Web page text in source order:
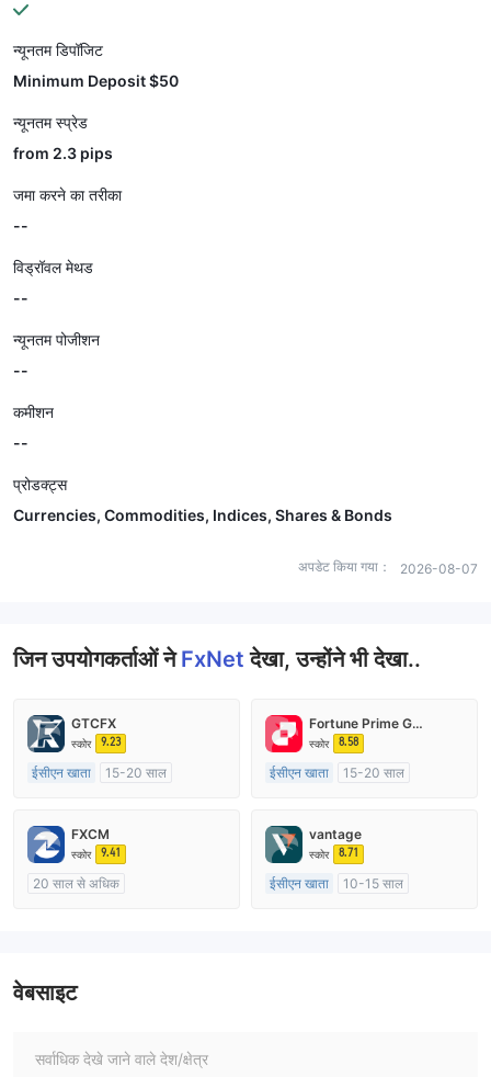
न्यूनतम डिपॉजिट
Minimum Deposit $50
न्यूनतम स्प्रेड
from 2.3 pips
जमा करने का तरीका
--
विड्रॉवल मेथड
--
न्यूनतम पोजीशन
--
कमीशन
--
प्रोडक्ट्स
Currencies, Commodities, Indices, Shares & Bonds
अपडेट किया गया： 2026-08-07
जिन उपयोगकर्ताओं नेFxNetदेखा, उन्होंने भी देखा..
GTCFX
स्कोर 9.23
ईसीएन खाता
15-20 साल
मार्केट मेकिंग (एमएम)
मुख्य-लेबल MT4
Fortune Prime Global
स्कोर 8.58
ईसीएन खाता
15-20 साल
मार्केट मेकिंग (एमएम)
मुख्य-लेबल MT4
FXCM
स्कोर 9.41
20 साल से अधिक
vantage
स्कोर 8.71
ईसीएन खाता
10-15 साल
वेबसाइट
सर्वाधिक देखे जाने वाले देश/क्षेत्र